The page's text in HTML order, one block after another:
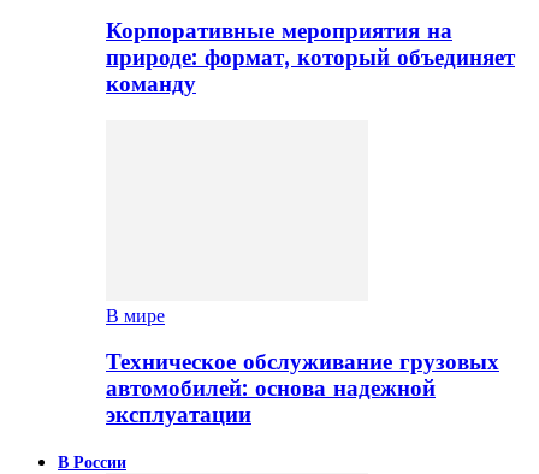
Корпоративные мероприятия на
природе: формат, который объединяет
команду
В мире
Техническое обслуживание грузовых
автомобилей: основа надежной
эксплуатации
В России